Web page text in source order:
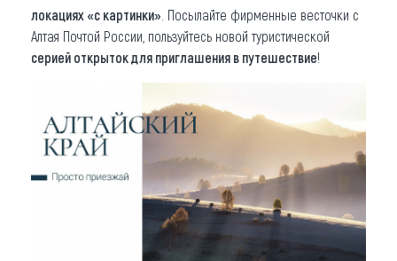
локациях «с картинки» . Посылайте фирменные весточки с
Алтая Почтой России, пользуйтесь новой туристической
серией открыток для приглашения в путешествие!